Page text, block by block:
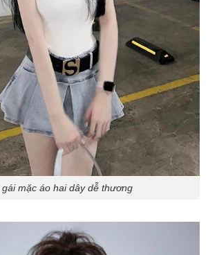
gái mặc áo hai dây dễ thương